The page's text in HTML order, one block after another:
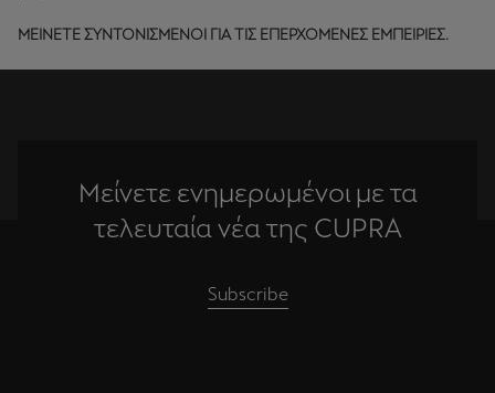
ΜΕΙΝΕΤΕ ΣΥΝΤΟΝΙΣΜΕΝΟΙ ΓΙΑ ΤΙΣ ΕΠΕΡΧΟΜΕΝΕΣ ΕΜΠΕΙΡΙΕΣ.
Μείνετε ενημερωμένοι με τα
τελευταία νέα της CUPRA
Subscribe